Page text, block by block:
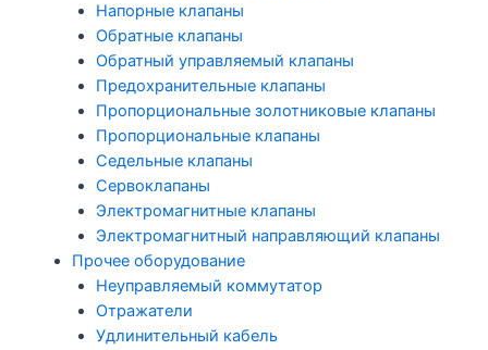
Напорные клапаны
Обратные клапаны
Обратный управляемый клапаны
Предохранительные клапаны
Пропорциональные золотниковые клапаны
Пропорциональные клапаны
Седельные клапаны
Сервоклапаны
Электромагнитные клапаны
Электромагнитный направляющий клапаны
Прочее оборудование
Неуправляемый коммутатор
Отражатели
Удлинительный кабель